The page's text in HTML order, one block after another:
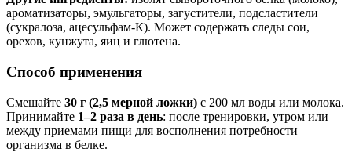
ароматизаторы, эмульгаторы, загустители, подсластители
(сукралоза, ацесульфам-К). Может содержать следы сои,
орехов, кунжута, яиц и глютена.
Способ применения
Смешайте 30 г (2,5 мерной ложки) с 200 мл воды или молока.
Принимайте 1–2 раза в день: после тренировки, утром или
между приемами пищи для восполнения потребности
организма в белке.